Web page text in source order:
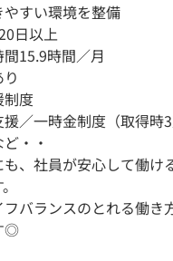
すい環境を整備
日以上
間15.9時間／月
制度
援／一時金制度（取得時
・・
、社員が安心して働け
バランスのとれる働き
◎